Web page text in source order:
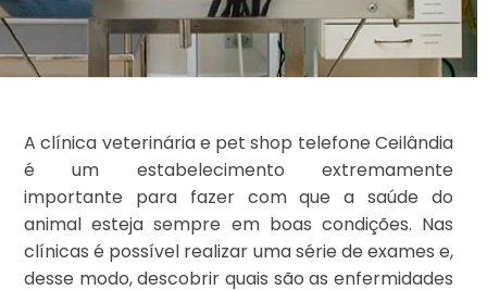
A clínica veterinária e pet shop telefone Ceilândia
é um estabelecimento extremamente
importante para fazer com que a saúde do
animal esteja sempre em boas condições. Nas
clínicas é possível realizar uma série de exames e,
desse modo, descobrir quais são as enfermidades